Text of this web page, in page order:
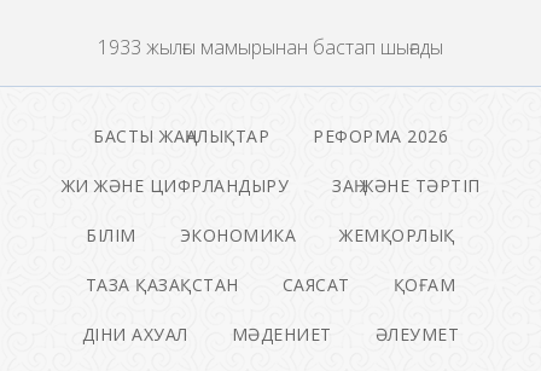
1933 жылғы мамырынан бастап шығады
БАСТЫ ЖАҢАЛЫҚТАР РЕФОРМА 2026
ЖИ ЖӘНЕ ЦИФРЛАНДЫРУ ЗАҢ ЖӘНЕ ТӘРТІП
БІЛІМ ЭКОНОМИКА ЖЕМҚОРЛЫҚ
ТАЗА ҚАЗАҚСТАН САЯСАТ ҚОҒАМ
ДІНИ АХУАЛ МӘДЕНИЕТ ӘЛЕУМЕТ